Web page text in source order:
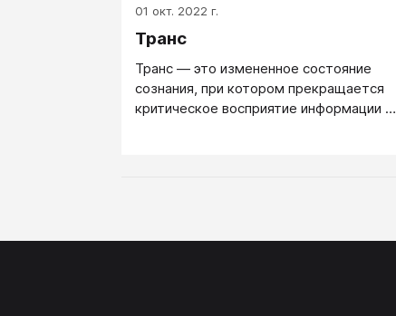
сторонники директивного гипноза
плохо поддаются эриксоновскому
эриксоновского гипноза активно
сопротивляются и не поддаются
гипнозу директивному. Похоже, тут
01 окт. 2022 г.
Транс
Транс — это измененное состояние
сознания, при котором прекращается
критическое восприятие информации и